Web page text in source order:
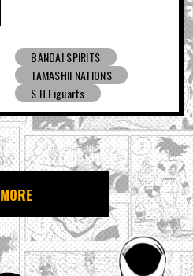
BANDAI SPIRITS
TAMASHII NATIONS
S.H.Figuarts
MORE